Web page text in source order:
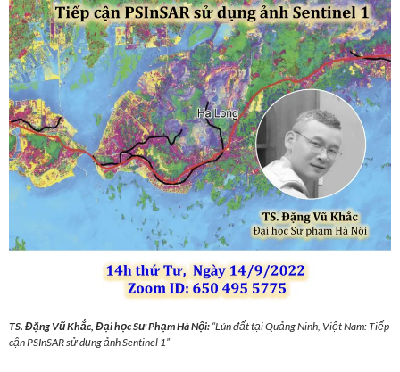
TS. Đặng Vũ Khắc, Đại học Sư Phạm Hà Nội: “Lún đất tại Quảng Ninh, Việt Nam: Tiếp
cận PSInSAR sử dụng ảnh Sentinel 1”